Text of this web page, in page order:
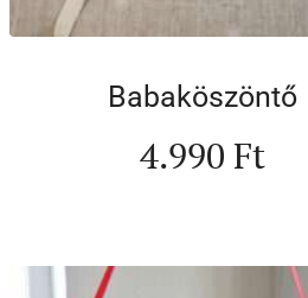
Babaköszöntő
4.990Ft